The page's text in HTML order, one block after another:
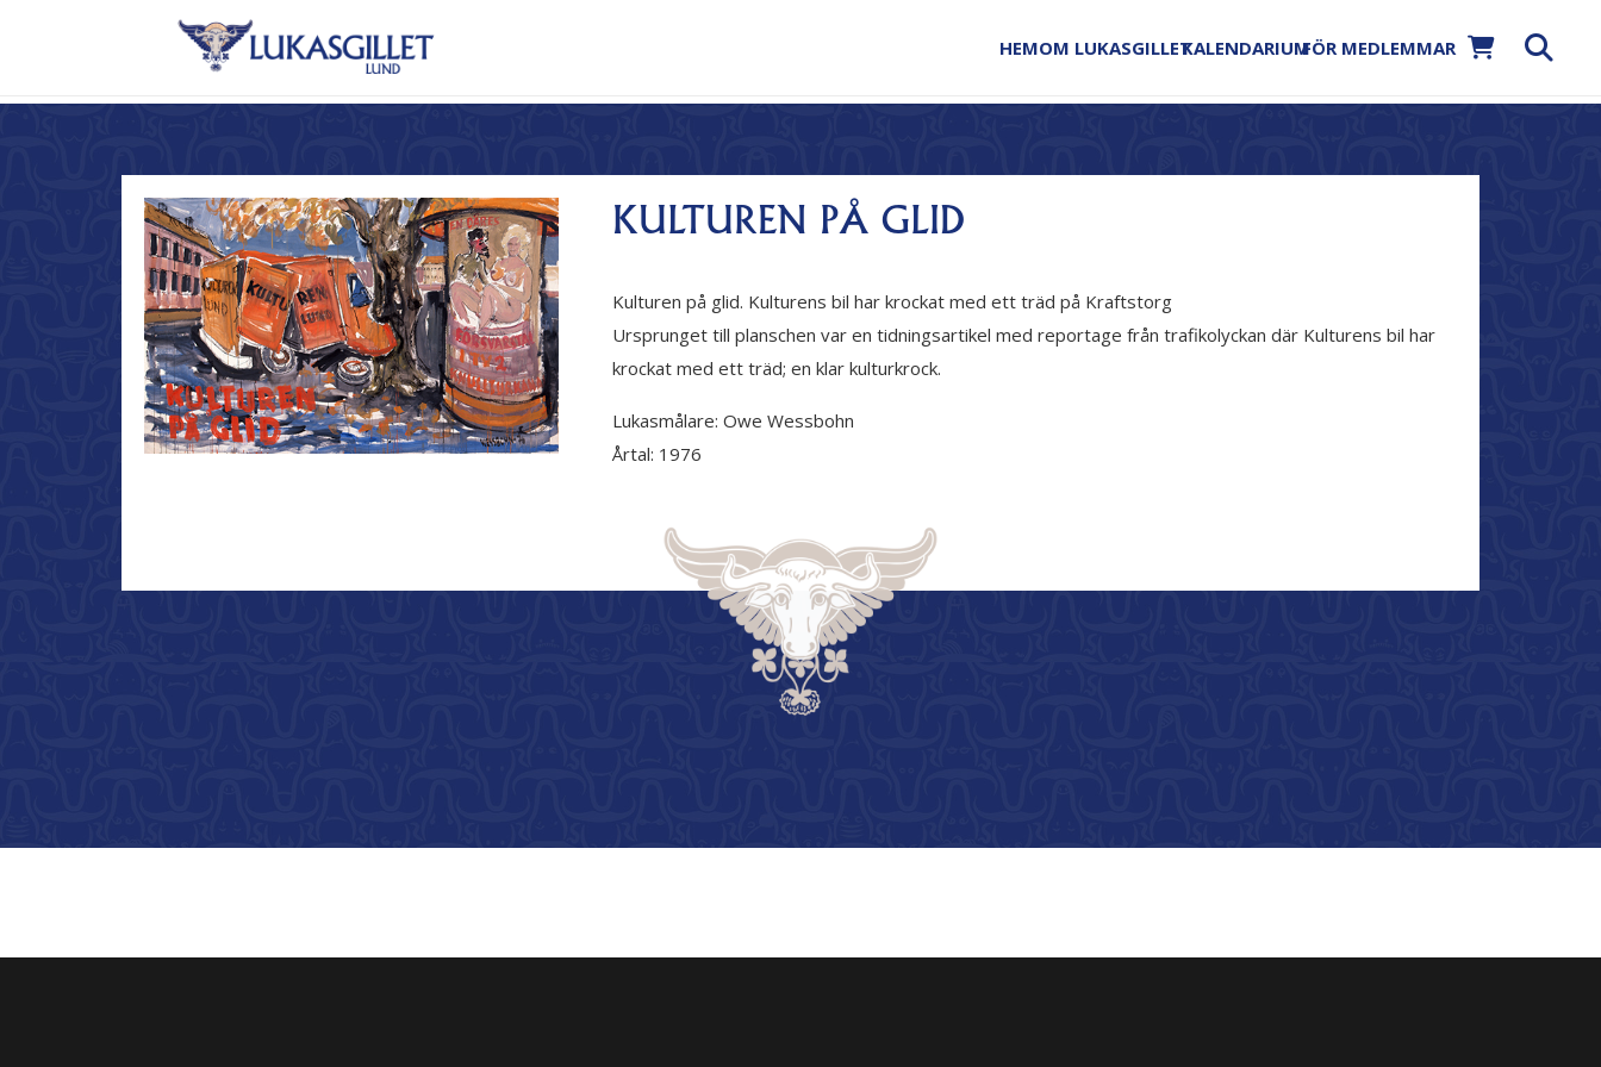
HEMOM LUKASGILLETKALENDARIUMFÖR MEDLEMMAR
KULTUREN PÅ GLID
Kulturen på glid. Kulturens bil har krockat med ett träd på Kraftstorg
Ursprunget till planschen var en tidningsartikel med reportage från trafikolyckan där Kulturens bil har
krockat med ett träd; en klar kulturkrock.
Lukasmålare:Owe Wessbohn
Årtal: 1976